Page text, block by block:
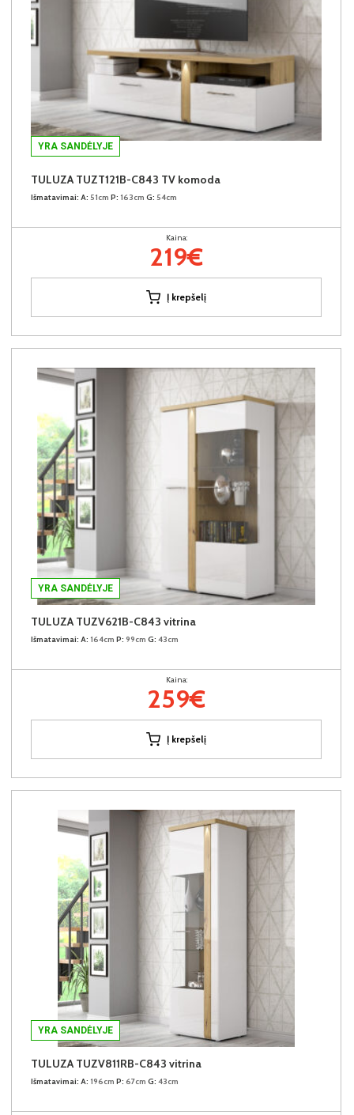
YRA SANDĖLYJE
TULUZA TUZT121B-C843 TV komoda
Išmatavimai: A: 51cm P: 163cm G: 54cm
Kaina:
219€
Į krepšelį
YRA SANDĖLYJE
TULUZA TUZV621B-C843 vitrina
Išmatavimai: A: 164cm P: 99cm G: 43cm
Kaina:
259€
Į krepšelį
YRA SANDĖLYJE
TULUZA TUZV811RB-C843 vitrina
Išmatavimai: A: 196cm P: 67cm G: 43cm